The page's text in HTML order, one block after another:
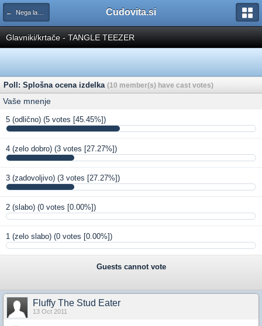
← Nega las (ocenjevanje) Cudovita.si
Glavniki/krtače - TANGLE TEEZER
Poll: Splošna ocena izdelka (10 member(s) have cast votes)
Vaše mnenje
5 (odlično) (5 votes [45.45%])
4 (zelo dobro) (3 votes [27.27%])
3 (zadovoljivo) (3 votes [27.27%])
2 (slabo) (0 votes [0.00%])
1 (zelo slabo) (0 votes [0.00%])
Guests cannot vote
Fluffy The Stud Eater
13 Oct 2011